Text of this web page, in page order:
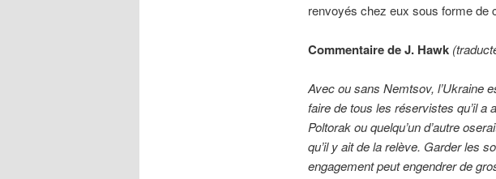
renvoyés chez eux sous forme de
Commentaire de J. Hawk
Avec ou sans Nemtsov, l’Ukraine
faire de tous les réservistes qu’il a
Poltorak ou quelqu’un d’autre
qu’il y ait de la relève. Garder les
engagement peut engendrer de